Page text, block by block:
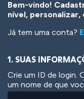
Bem-vindo!
nível, personalizar,
Já tem uma conta?
1. SUAS
Crie um ID de login.
um nome de que